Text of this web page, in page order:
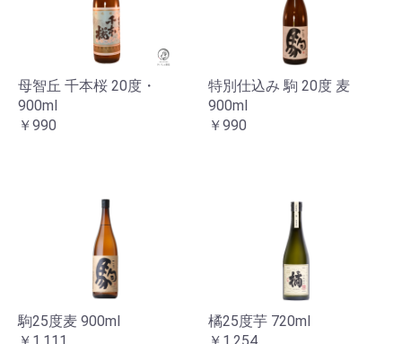
母智丘 千本桜 20度・
900ml
￥990
特別仕込み 駒 20度 麦
900ml
￥990
駒25度麦 900ml
橘25度芋 720ml